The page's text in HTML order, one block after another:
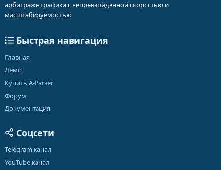
арбитраже трафика с непревзойденной скоростью и
масштабируемостью
Быстрая навигация
Главная
Демо
Купить A-Parser
Форум
Документация
Соцсети
Telegram канал
YouTube канал